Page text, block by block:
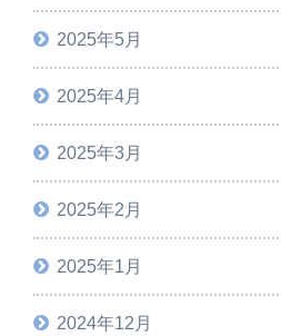
2025年5月
2025年4月
2025年3月
2025年2月
2025年1月
2024年12月